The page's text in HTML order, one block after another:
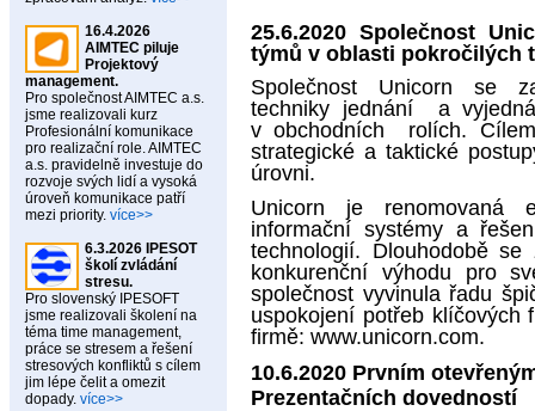
16.4.2026
AIMTEC piluje
Projektový
management.
Pro společnost AIMTEC a.s.
jsme realizovali kurz
Profesionální komunikace
pro realizační role. AIMTEC
a.s. pravidelně investuje do
rozvoje svých lidí a vysoká
úroveň komunikace patří
mezi priority. více>>
6.3.2026 IPESOT
školí zvládání
stresu.
Pro slovenský IPESOFT
jsme realizovali školení na
téma time management,
práce se stresem a řešení
stresových konfliktů s cílem
jim lépe čelit a omezit
dopady. více>>
25.6.2020 Společnost
týmů v oblasti pokročilých
Společnost Unicorn se
techniky jednání a
v obchodních rolích.
strategické a taktické
úrovni.
Unicorn je renomovaná
informační systémy a
technologií. Dlouhodobě
konkurenční výhodu pro
společnost vyvinula řadu
uspokojení potřeb klíčových
firmě: www.unicorn.com.
10.6.2020 Prvním
Prezentačních dovedností